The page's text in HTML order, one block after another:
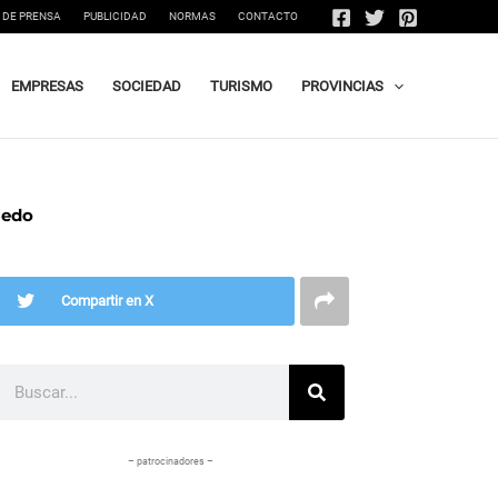
PRENSA PUBLICIDAD NORMAS CONTACTO
EMPRESAS SOCIEDAD TURISMO PROVINCIAS
Compartir en X
– patrocinadores –